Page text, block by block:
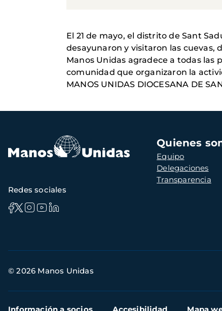
El 21 de mayo, el distrito de Sant
desayunaron y visitaron las cuevas,
Manos Unidas agradece a todas las
comunidad que organizaron la
MANOS UNIDAS DIOCESANA DE
Navegación
principal
Quienes
Equipo
Delegaciones
Transparencia
Redes sociales
de
© 2026 Manos Unidas
Menú
Información a socios Accesibilidad Mapa